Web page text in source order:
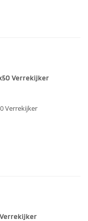
een hogere
Verrekijker
Verrekijker